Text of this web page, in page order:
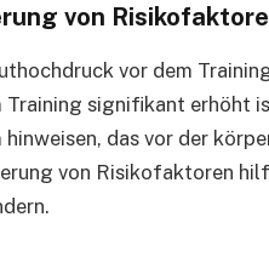
von
vor dem
Training signifikant erhöht
das vor der
von Risikofaktoren